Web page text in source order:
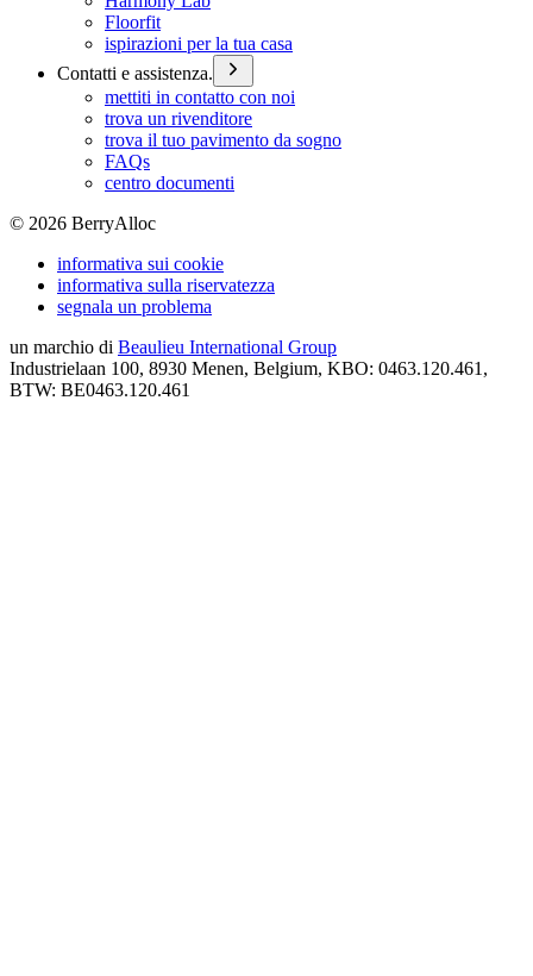
Floorfit
ispirazioni per la tua casa
Contatti e assistenza.
mettiti in contatto con noi
trova un rivenditore
trova il tuo pavimento da sogno
FAQs
centro documenti
© 2026 BerryAlloc
informativa sui cookie
informativa sulla riservatezza
segnala un problema
un marchio di Beaulieu International Group
Industrielaan 100, 8930 Menen, Belgium, KBO: 0463.120.461,
BTW: BE0463.120.461